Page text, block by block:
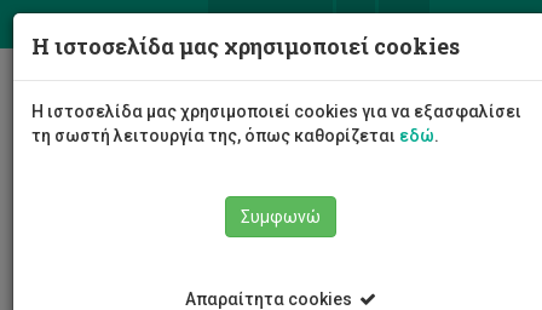
Σχολή Επιστημών Υγείας
Τμήμα Νοσηλευτικής
Προσωπικό Τμήματος
Έλενα Παναγιώτου
Η ιστοσελίδα μας χρησιμοποιεί cookies
Η ιστοσελίδα μας χρησιμοποιεί cookies για να εξασφαλίσει
τη σωστή λειτουργία της, όπως καθορίζεται εδώ.
Συμφωνώ
Απαραίτητα cookies